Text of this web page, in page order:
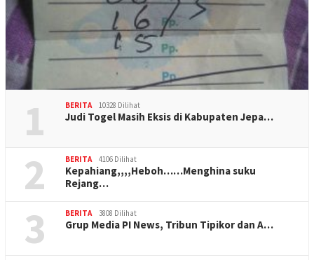
1 BERITA 10328 Dilihat
Judi Togel Masih Eksis di Kabupaten Jepa…
2 BERITA 4106 Dilihat
Kepahiang,,,,Heboh……Menghina suku
Rejang…
3 BERITA 3808 Dilihat
Grup Media PI News, Tribun Tipikor dan A…